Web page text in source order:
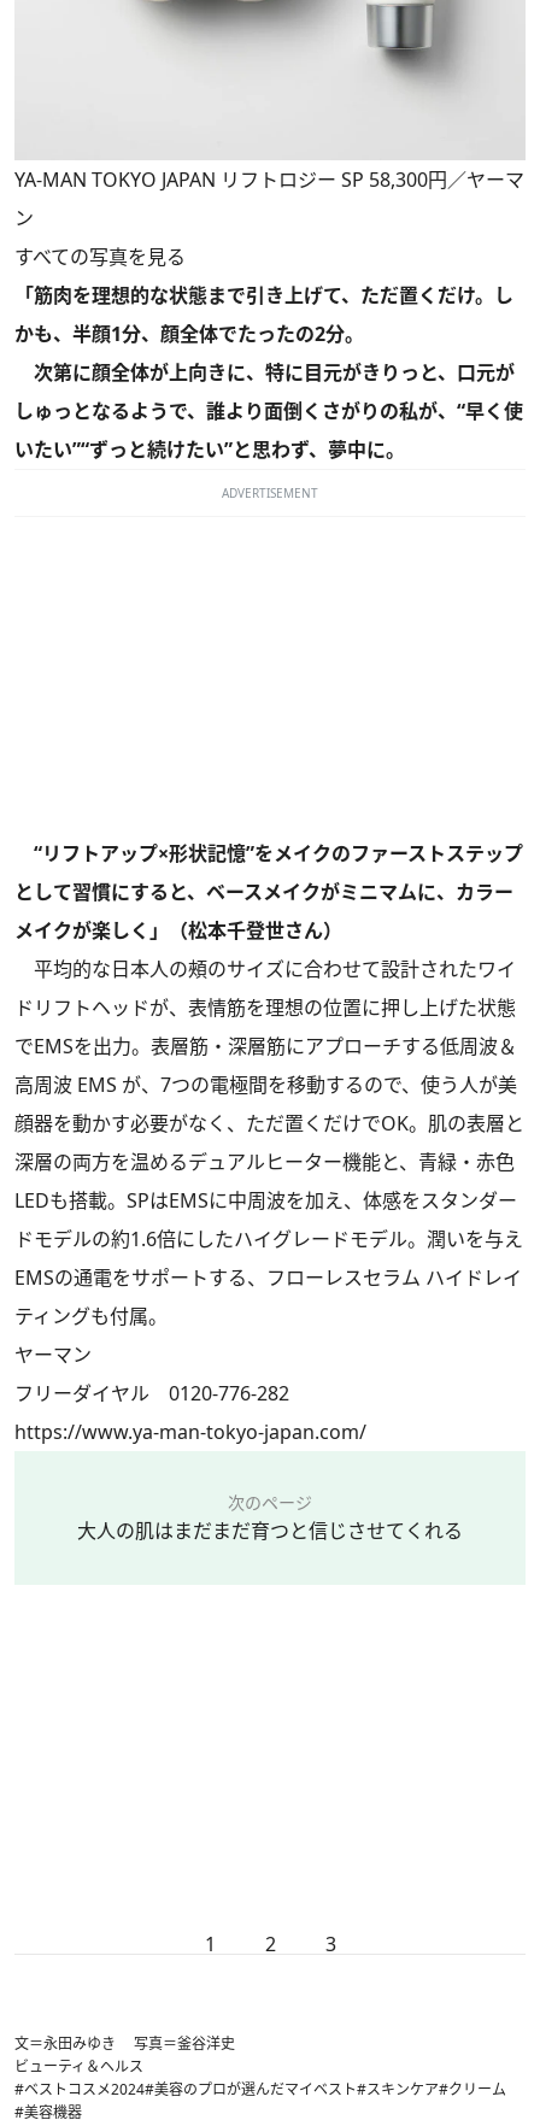
YA-MAN TOKYO JAPAN リフトロジー SP 58,300円／ヤーマ
ン
すべての写真を見る
「筋肉を理想的な状態まで引き上げて、ただ置くだけ。し
かも、半顔1分、顔全体でたったの2分。
次第に顔全体が上向きに、特に目元がきりっと、口元が
しゅっとなるようで、誰より面倒くさがりの私が、“早く使
いたい”“ずっと続けたい”と思わず、夢中に。
ADVERTISEMENT
“リフトアップ×形状記憶”をメイクのファーストステップ
として習慣にすると、ベースメイクがミニマムに、カラー
メイクが楽しく」（松本千登世さん）
平均的な日本人の頰のサイズに合わせて設計されたワイ
ドリフトヘッドが、表情筋を理想の位置に押し上げた状態
でEMSを出力。表層筋・深層筋にアプローチする低周波＆
高周波 EMS が、7つの電極間を移動するので、使う人が美
顔器を動かす必要がなく、ただ置くだけでOK。肌の表層と
深層の両方を温めるデュアルヒーター機能と、青緑・赤色
LEDも搭載。SPはEMSに中周波を加え、体感をスタンダー
ドモデルの約1.6倍にしたハイグレードモデル。潤いを与え
EMSの通電をサポートする、フローレスセラム ハイドレイ
ティングも付属。
ヤーマン
フリーダイヤル 0120-776-282
https://www.ya-man-tokyo-japan.com/
次のページ
大人の肌はまだまだ育つと信じさせてくれる
1 2 3
文＝永田みゆき 写真＝釜谷洋史
ビューティ＆ヘルス
#ベストコスメ2024#美容のプロが選んだマイベスト#スキンケア#クリーム
#美容機器